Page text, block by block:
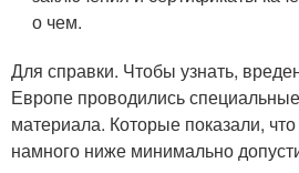
о чем.
Для справки. Чтобы узнать,
Европе проводились
материала. Которые показали,
намного ниже минимально